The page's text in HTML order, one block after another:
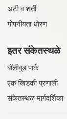
अटी व शर्ती
गोपनीयता धोरण
इतर संकेतस्थळे
बॉलीवुड पार्क
एक खिडकी प्रणाली
संकेतस्थळ मार्गदर्शिका